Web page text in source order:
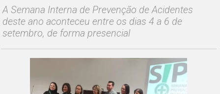
A Semana Interna de Prevenção de Acidentes
deste ano aconteceu entre os dias 4 a 6 de
setembro, de forma presencial